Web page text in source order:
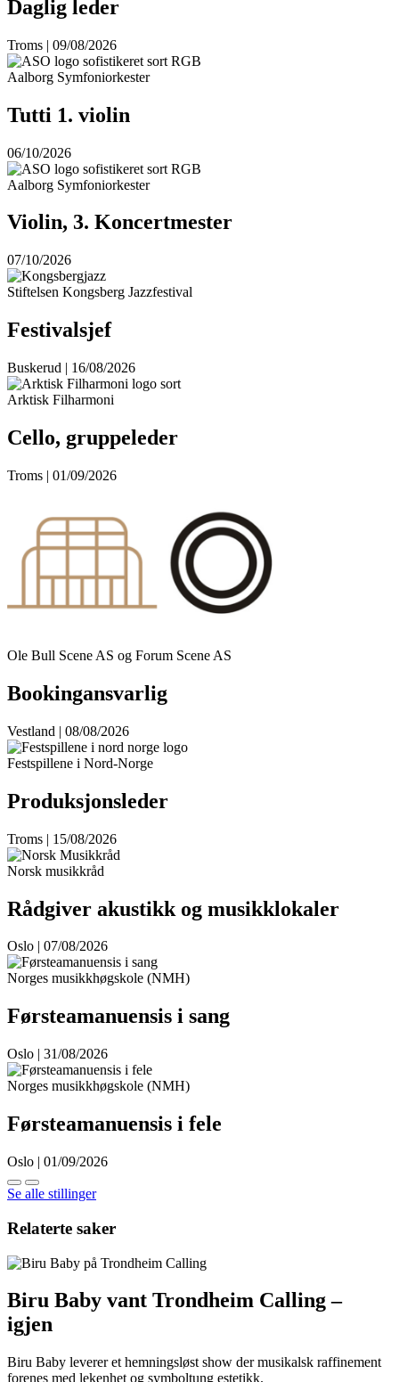
Daglig leder
Troms | 09/08/2026
Aalborg Symfoniorkester
Tutti 1. violin
06/10/2026
Aalborg Symfoniorkester
Violin, 3. Koncertmester
07/10/2026
Stiftelsen Kongsberg Jazzfestival
Festivalsjef
Buskerud | 16/08/2026
Arktisk Filharmoni
Cello, gruppeleder
Troms | 01/09/2026
Ole Bull Scene AS og Forum Scene AS
Bookingansvarlig
Vestland | 08/08/2026
Festspillene i Nord-Norge
Produksjonsleder
Troms | 15/08/2026
Norsk musikkråd
Rådgiver akustikk og musikklokaler
Oslo | 07/08/2026
Norges musikkhøgskole (NMH)
Førsteamanuensis i sang
Oslo | 31/08/2026
Norges musikkhøgskole (NMH)
Førsteamanuensis i fele
Oslo | 01/09/2026
Se alle stillinger
Relaterte saker
Biru Baby vant Trondheim Calling –
igjen
Biru Baby leverer et hemningsløst show der musikalsk raffinement
forenes med lekenhet og symboltung estetikk.